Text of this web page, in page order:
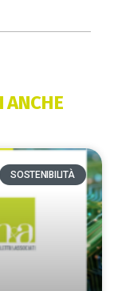
ANCHE
SOSTENIBILITÀ